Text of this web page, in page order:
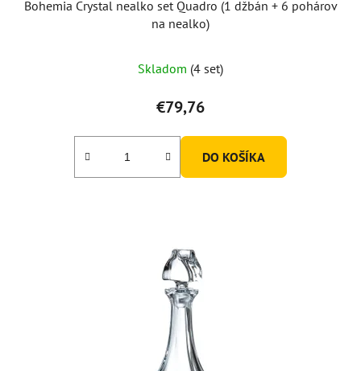
Bohemia Crystal nealko set Quadro (1 džbán + 6 pohárov
na nealko)
hodnotenie
produktu
je
5,0
Skladom (4 set)
€79,76
DO KOŠÍKA